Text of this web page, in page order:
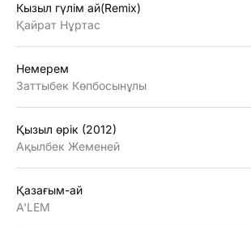
Кызыл гүлiм ай(Remix)
Қайрат Нұртас
Немерем
Заттыбек Көпбосынұлы
Қызыл өрiк (2012)
Ақылбек Жеменей
Қазағым-ай
A'LEM